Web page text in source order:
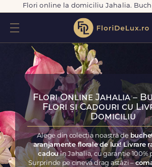
Flori online la domiciliu Jahalia.
Flori Online Jahalia –
Flori și Cadouri cu
Domiciliu
Alege din colecția noastră de
aranjamente florale de lux! Livrare
cadouîn Jahalia, cu garanție 100%
Surprinde pe cineva drag astăzi –